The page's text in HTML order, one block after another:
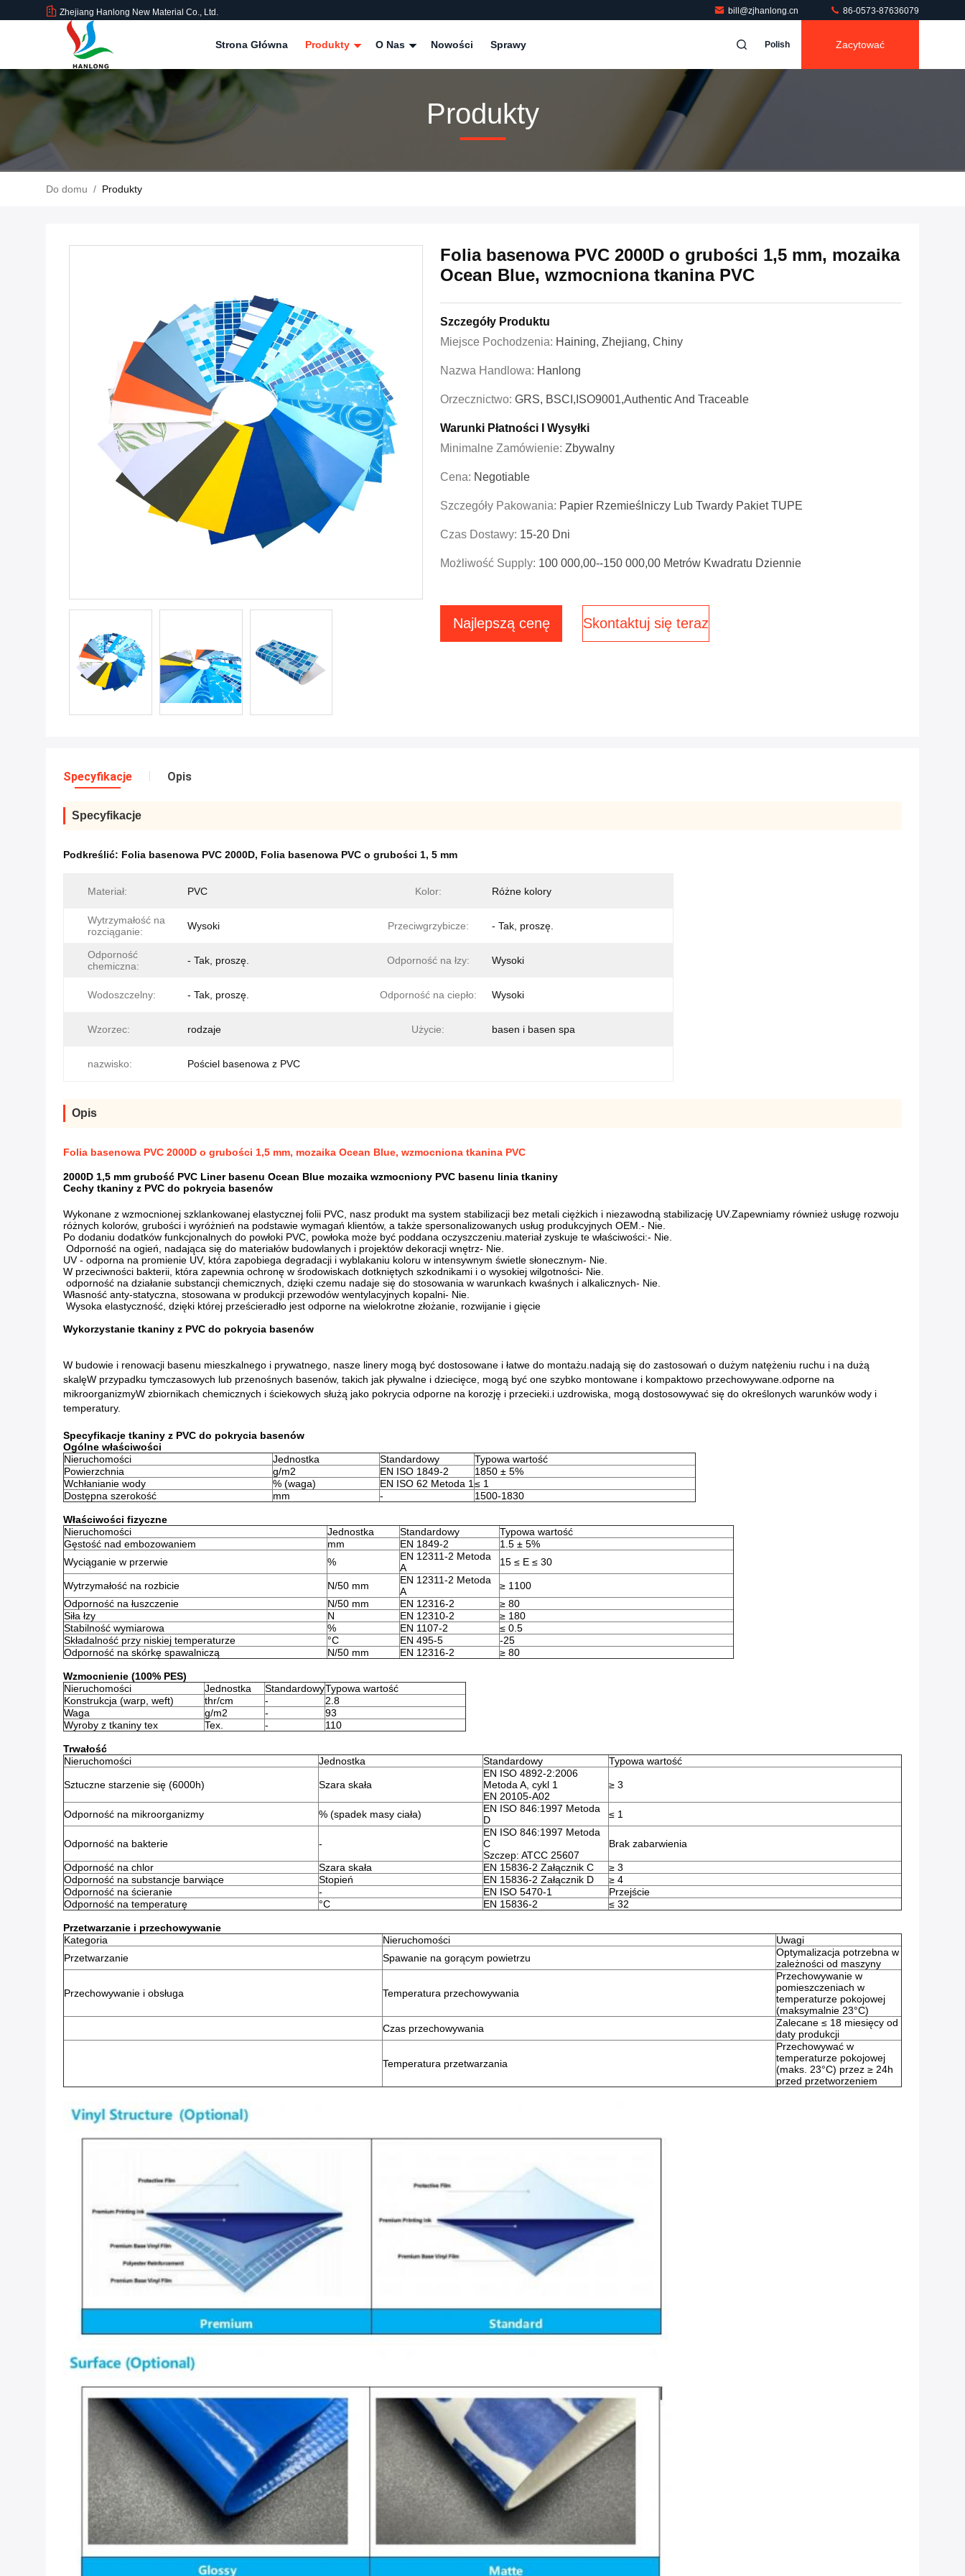
Zhejiang Hanlong New Material Co., Ltd. bill@zjhanlong.cn 86-0573-87636079
Strona Główna Produkty O Nas Nowości Sprawy Polish Zacytować
Produkty
Do domu / Produkty
Folia basenowa PVC 2000D o grubości 1,5 mm, mozaika
Ocean Blue, wzmocniona tkanina PVC
Szczegóły Produktu
Miejsce Pochodzenia: Haining, Zhejiang, Chiny
Nazwa Handlowa: Hanlong
Orzecznictwo: GRS, BSCI,ISO9001,Authentic And Traceable
Warunki Płatności I Wysyłki
Minimalne Zamówienie: Zbywalny
Cena: Negotiable
Szczegóły Pakowania: Papier Rzemieślniczy Lub Twardy Pakiet TUPE
Czas Dostawy: 15-20 Dni
Możliwość Supply: 100 000,00--150 000,00 Metrów Kwadratu Dziennie
Najlepszą cenę Skontaktuj się teraz
Specyfikacje Opis
Specyfikacje
Podkreślić: Folia basenowa PVC 2000D, Folia basenowa PVC o grubości 1, 5 mm
Materiał: PVC Kolor: Różne kolory
Wytrzymałość na
rozciąganie:
Wysoki Przeciwgrzybicze: - Tak, proszę.
Odporność
chemiczna:
- Tak, proszę. Odporność na łzy: Wysoki
Wodoszczelny: - Tak, proszę. Odporność na ciepło: Wysoki
Wzorzec: rodzaje Użycie: basen i basen spa
nazwisko: Pościel basenowa z PVC
Opis
Folia basenowa PVC 2000D o grubości 1,5 mm, mozaika Ocean Blue, wzmocniona tkanina PVC
2000D 1,5 mm grubość PVC Liner basenu Ocean Blue mozaika wzmocniony PVC basenu linia tkaniny
Cechy tkaniny z PVC do pokrycia basenów
Wykonane z wzmocnionej szklankowanej elastycznej folii PVC, nasz produkt ma system stabilizacji bez metali ciężkich i niezawodną stabilizację UV.Zapewniamy również usługę rozwoju
różnych kolorów, grubości i wyróżnień na podstawie wymagań klientów, a także spersonalizowanych usług produkcyjnych OEM. - Nie.
Po dodaniu dodatków funkcjonalnych do powłoki PVC, powłoka może być poddana oczyszczeniu.materiał zyskuje te właściwości:- Nie.
️ Odporność na ogień, nadająca się do materiałów budowlanych i projektów dekoracji wnętrz- Nie.
UV - odporna na promienie UV, która zapobiega degradacji i wyblakaniu koloru w intensywnym świetle słonecznym- Nie.
W przeciwności bakterii, która zapewnia ochronę w środowiskach dotkniętych szkodnikami i o wysokiej wilgotności- Nie.
️ odporność na działanie substancji chemicznych, dzięki czemu nadaje się do stosowania w warunkach kwaśnych i alkalicznych- Nie.
Własność anty-statyczna, stosowana w produkcji przewodów wentylacyjnych kopalni- Nie.
⁠ Wysoka elastyczność, dzięki której prześcieradło jest odporne na wielokrotne złożanie, rozwijanie i gięcie
Wykorzystanie tkaniny z PVC do pokrycia basenów
W budowie i renowacji basenu mieszkalnego i prywatnego, nasze linery mogą być dostosowane i łatwe do montażu.nadają się do zastosowań o dużym natężeniu ruchu i na dużą
skalęW przypadku tymczasowych lub przenośnych basenów, takich jak pływalne i dziecięce, mogą być one szybko montowane i kompaktowo przechowywane.odporne na
mikroorganizmyW zbiornikach chemicznych i ściekowych służą jako pokrycia odporne na korozję i przecieki.i uzdrowiska, mogą dostosowywać się do określonych warunków wody i
temperatury.
Specyfikacje tkaniny z PVC do pokrycia basenów
Ogólne właściwości
Nieruchomości
Jednostka Standardowy
Typowa wartość
Powierzchnia
g/m2 EN ISO 1849-2
1850 ± 5%
Wchłanianie wody
% (waga) EN ISO 62 Metoda 1 ≤ 1
Dostępna szerokość
mm - 1500-1830
Właściwości fizyczne
Nieruchomości
Jednostka Standardowy
Typowa wartość
Gęstość nad embozowaniem
mm EN 1849-2
1.5 ± 5%
Wyciąganie w przerwie
%
EN 12311-2 Metoda
A
15 ≤ E ≤ 30
Wytrzymałość na rozbicie N/50 mm
EN 12311-2 Metoda
A
≥ 1100
Odporność na łuszczenie
N/50 mm EN 12316-2
≥ 80
Siła łzy
N EN 12310-2
≥ 180
Stabilność wymiarowa
% EN 1107-2
≤ 0.5
Składalność przy niskiej temperaturze
°C EN 495-5
-25
Odporność na skórkę spawalniczą
N/50 mm EN 12316-2 ≥ 80
Wzmocnienie (100% PES)
Nieruchomości
Jednostka StandardowyTypowa wartość
Konstrukcja (warp, weft)
thr/cm -
2.8
Waga
g/m2 -
93
Wyroby z tkaniny tex
Tex. - 110
Trwałość
Nieruchomości
Jednostka Standardowy Typowa wartość
Sztuczne starzenie się (6000h) Szara skała
EN ISO 4892-2:2006
Metoda A, cykl 1
EN 20105-A02
≥ 3
Odporność na mikroorganizmy % (spadek masy ciała)
EN ISO 846:1997 Metoda
D
≤ 1
Odporność na bakterie -
EN ISO 846:1997 Metoda
C
Szczep: ATCC 25607
Brak zabarwienia
Odporność na chlor Szara skała EN 15836-2 Załącznik C
≥ 3
Odporność na substancje barwiące
Stopień EN 15836-2 Załącznik D
≥ 4
Odporność na ścieranie
- EN ISO 5470-1
Przejście
Odporność na temperaturę
°C EN 15836-2 ≤ 32
Przetwarzanie i przechowywanie
Kategoria
Nieruchomości
Uwagi
Przetwarzanie
Spawanie na gorącym powietrzu
Optymalizacja potrzebna w
zależności od maszyny
Przechowywanie i obsługa Temperatura przechowywania
Przechowywanie w
pomieszczeniach w
temperaturze pokojowej
(maksymalnie 23°C)
Czas przechowywania
Zalecane ≤ 18 miesięcy od
daty produkcji
Temperatura przetwarzania
Przechowywać w
temperaturze pokojowej
(maks. 23°C) przez ≥ 24h
przed przetworzeniem